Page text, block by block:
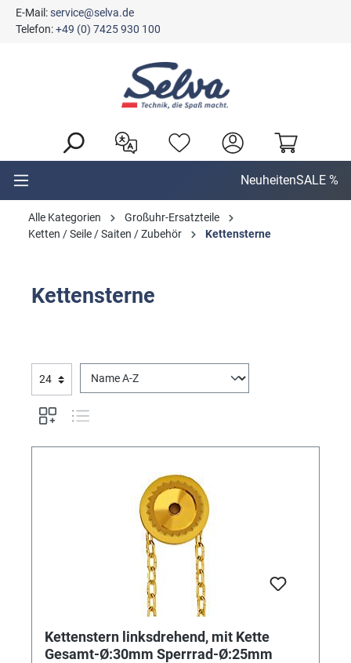
springen
E-Mail:service@selva.de
Telefon:+49 (0) 7425 930 100
NeuheitenSALE %
Alle Kategorien
Großuhr-Ersatzteile
Ketten / Seile / Saiten / Zubehör
Kettensterne
Kettensterne
Kettenstern linksdrehend, mit Kette
Gesamt-Ø:30mm Sperrrad-Ø:25mm